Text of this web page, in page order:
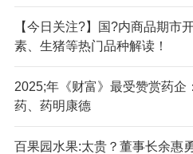
【今日关注?】国?内商品期市
素、生猪等热门品种解读！
2025;年《财富》最受赞赏药企
药、药明康德
百果园水果:太贵？董事长余惠